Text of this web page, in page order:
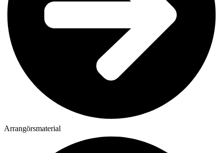
Arrangörsmaterial